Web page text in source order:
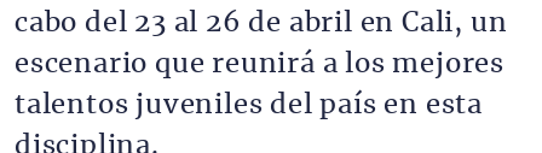
cabo del 23 al 26 de abril en Cali, un
escenario que reunirá a los mejores
talentos juveniles del país en esta
disciplina.